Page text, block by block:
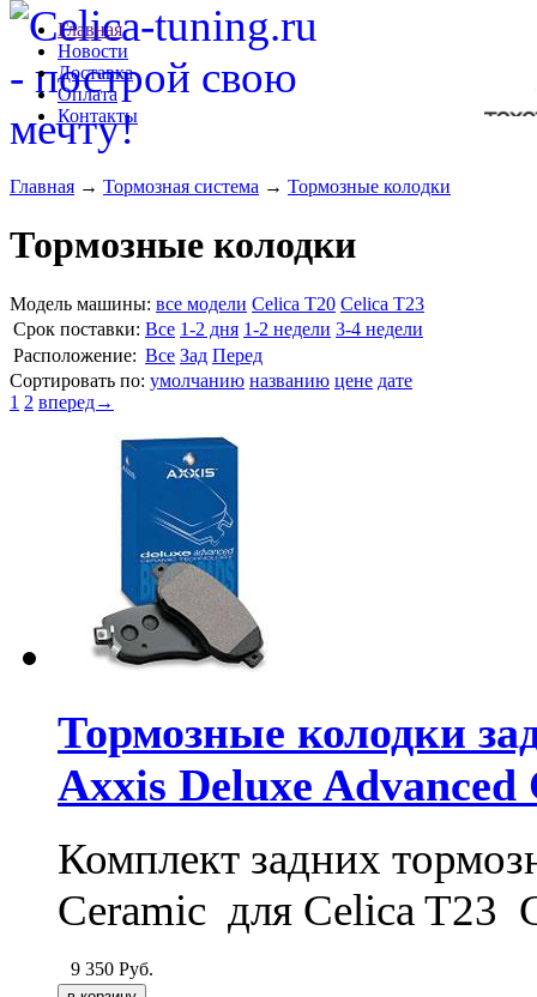
Главная
Новости
Доставка
Оплата
Контакты
Главная → Тормозная система → Тормозные колодки
Тормозные колодки
Модель машины: все модели Celica T20 Celica T23
Cрок поставки: Все 1-2 дня 1-2 недели 3-4 недели
Расположение: Все Зад Перед
Сортировать по: умолчанию названию цене дате
1 2 вперед→
Тормозные колодки
Axxis Deluxe Advanced
Комплект задних
Ceramic для Celica T23
9 350 Руб.